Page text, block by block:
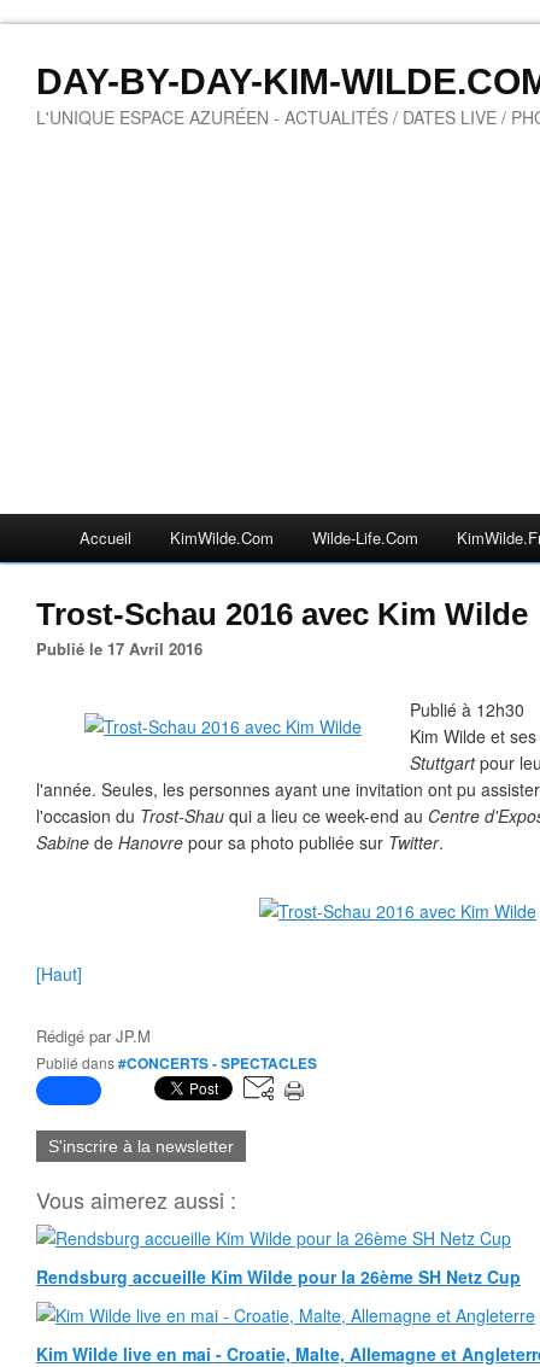
DAY-BY-DAY-KIM-
L'UNIQUE ESPACE AZURÉEN - ACTUALITÉS / DATES LIVE /
Accueil KimWilde.com Wilde-Life.com
Trost-Schau 2016 avec Kim Wilde
Publié le 17 Avril 2016
Publié à 12h30
Kim Wilde et
Stuttgartpour
l'année. Seules, les personnes ayant une invitation ont pu
l'occasion du Trost-Shau qui a lieu ce week-end au Centre
Sabine de Hanovre pour sa photo publiée sur Twitter.
[Haut]
Rédigé parJP.M
Publié dans#CONCERTS - SPECTACLES
S'inscrire à la newsletter
Vous aimerez aussi :
Rendsburg accueille Kim Wilde pour la 26ème SH Netz Cup
Kim Wilde live en mai - Croatie, Malte, Allemagne et